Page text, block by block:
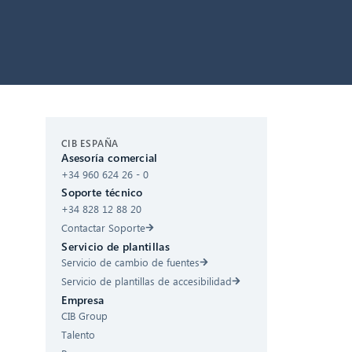
CIB ESPAÑA
Asesoría comercial
+34 960 624 26 - 0
Soporte técnico
+34 828 12 88 20
Contactar Soporte
Servicio de plantillas
Servicio de cambio de fuentes
Servicio de plantillas de accesibilidad
Empresa
CIB Group
Talento
¡Hola! ¿Qué puedo hacer por ti?